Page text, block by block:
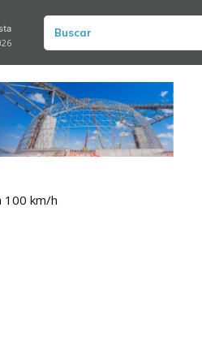
Buscar
100 km/h